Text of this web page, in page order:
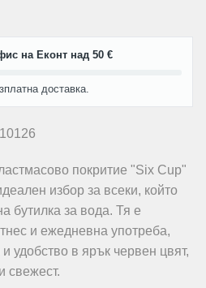
на Еконт над 50 €
доставка.
покритие "Six Cup"
избор за всеки, който
бутилка за вода. Тя е
и ежедневна употреба,
удобство в ярък червен цвят,
свежест.